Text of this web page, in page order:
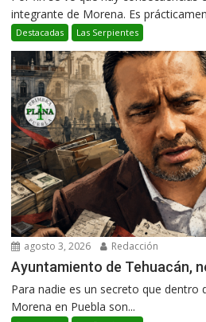
integrante de Morena. Es
Destacadas Las Serpientes
agosto 3, 2026 Redacción
Ayuntamiento de Tehuacán,
Para nadie es un secreto que dentro
Morena en Puebla son...